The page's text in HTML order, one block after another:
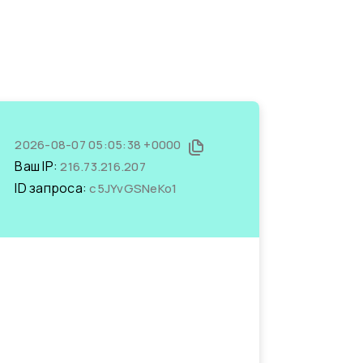
2026-08-07 05:05:38 +0000
Ваш IP:216.73.216.207
ID запроса:c5JYvGSNeKo1